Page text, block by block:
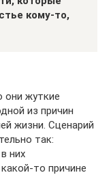
кому-то,
они жуткие
из причин
жизни. Сценарий
так:
них
то причине